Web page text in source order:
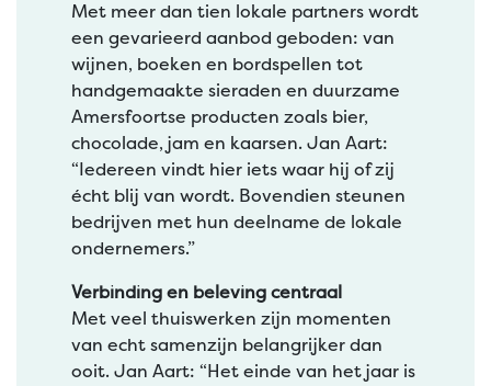
Met meer dan tien lokale partners wordt
een gevarieerd aanbod geboden: van
wijnen, boeken en bordspellen tot
handgemaakte sieraden en duurzame
Amersfoortse producten zoals bier,
chocolade, jam en kaarsen. Jan Aart:
“Iedereen vindt hier iets waar hij of zij
écht blij van wordt. Bovendien steunen
bedrijven met hun deelname de lokale
ondernemers.”
Verbinding en beleving centraal
Met veel thuiswerken zijn momenten
van echt samenzijn belangrijker dan
ooit. Jan Aart: “Het einde van het jaar is